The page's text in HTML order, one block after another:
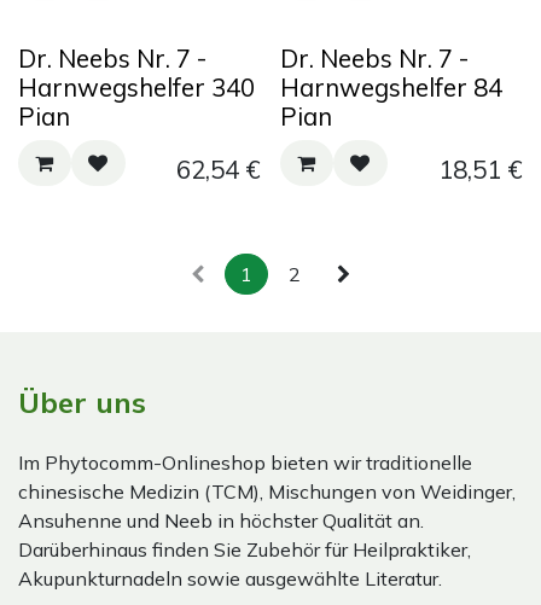
Dr. Neebs Nr. 7 -
Harnwegshelfer 340
Pian
62,54€
Dr. Neebs Nr. 7 -
Harnwegshelfer 84
Pian
18,51 €
1 2
Über uns
Im Phytocomm-Onlineshop bieten wir traditionelle
chinesische Medizin (TCM), Mischungen von Weidinger,
Ansuhenne und Neeb in höchster Qualität an.
Darüberhinaus finden Sie Zubehör für Heilpraktiker,
Akupunkturnadeln sowie ausgewählte Literatur.